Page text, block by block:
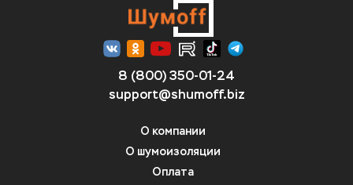
8 (800) 350-01-24
support@shumoff.biz
О компании
О шумоизоляции
Оплата